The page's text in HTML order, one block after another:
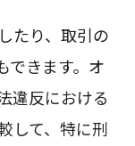
たり、取引の
できます。オ
違反における
して、特に刑